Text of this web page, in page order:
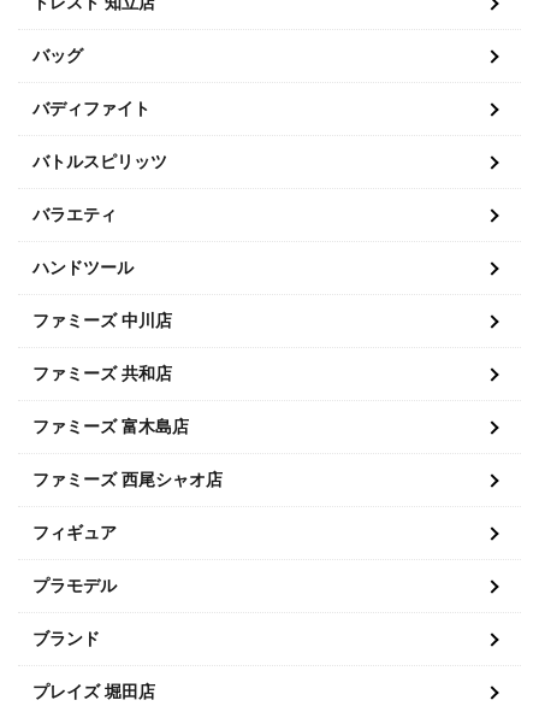
バッグ
バディファイト
バトルスピリッツ
バラエティ
ハンドツール
ファミーズ 中川店
ファミーズ 共和店
ファミーズ 富木島店
ファミーズ 西尾シャオ店
フィギュア
プラモデル
ブランド
プレイズ 堀田店